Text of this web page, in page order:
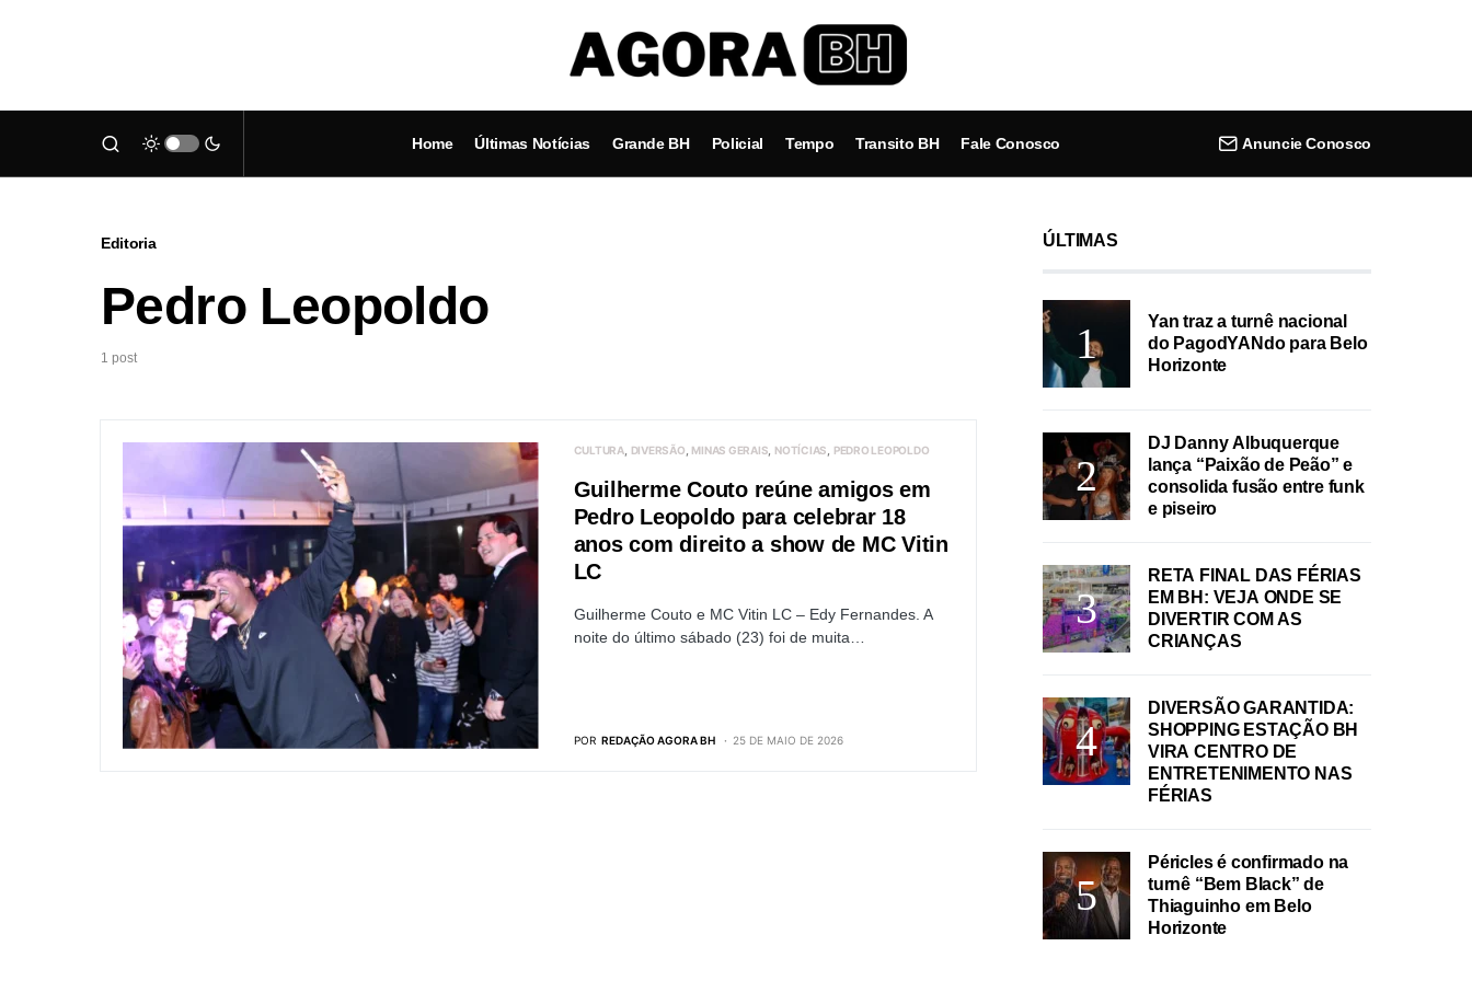
Home Últimas Notícias Grande BH Policial Tempo Transito BH Fale Conosco Anuncie Conosco
Editoria
Pedro Leopoldo
1 post
CULTURA DIVERSÃO MINAS GERAIS NOTÍCIAS PEDRO LEOPOLDO
Guilherme Couto reúne amigos em
Pedro Leopoldo para celebrar 18
anos com direito a show de MC Vitin
LC
Guilherme Couto e MC Vitin LC – Edy Fernandes. A
noite do último sábado (23) foi de muita…
POR REDAÇÃO AGORA BH 25 DE MAIO DE 2026
ÚLTIMAS
Yan traz a turnê nacional
do PagodYANdo para Belo
Horizonte
DJ Danny Albuquerque
lança “Paixão de Peão” e
consolida fusão entre funk
e piseiro
RETA FINAL DAS FÉRIAS
EM BH: VEJA ONDE SE
DIVERTIR COM AS
CRIANÇAS
DIVERSÃO GARANTIDA:
SHOPPING ESTAÇÃO BH
VIRA CENTRO DE
ENTRETENIMENTO NAS
FÉRIAS
Péricles é confirmado na
turnê “Bem Black” de
Thiaguinho em Belo
Horizonte